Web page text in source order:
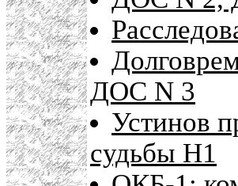
ДОС N 3
Устинов
судьбы Н1